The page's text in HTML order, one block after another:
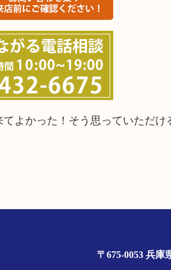
よかった！そう思っていただけ
〒675-0053 兵